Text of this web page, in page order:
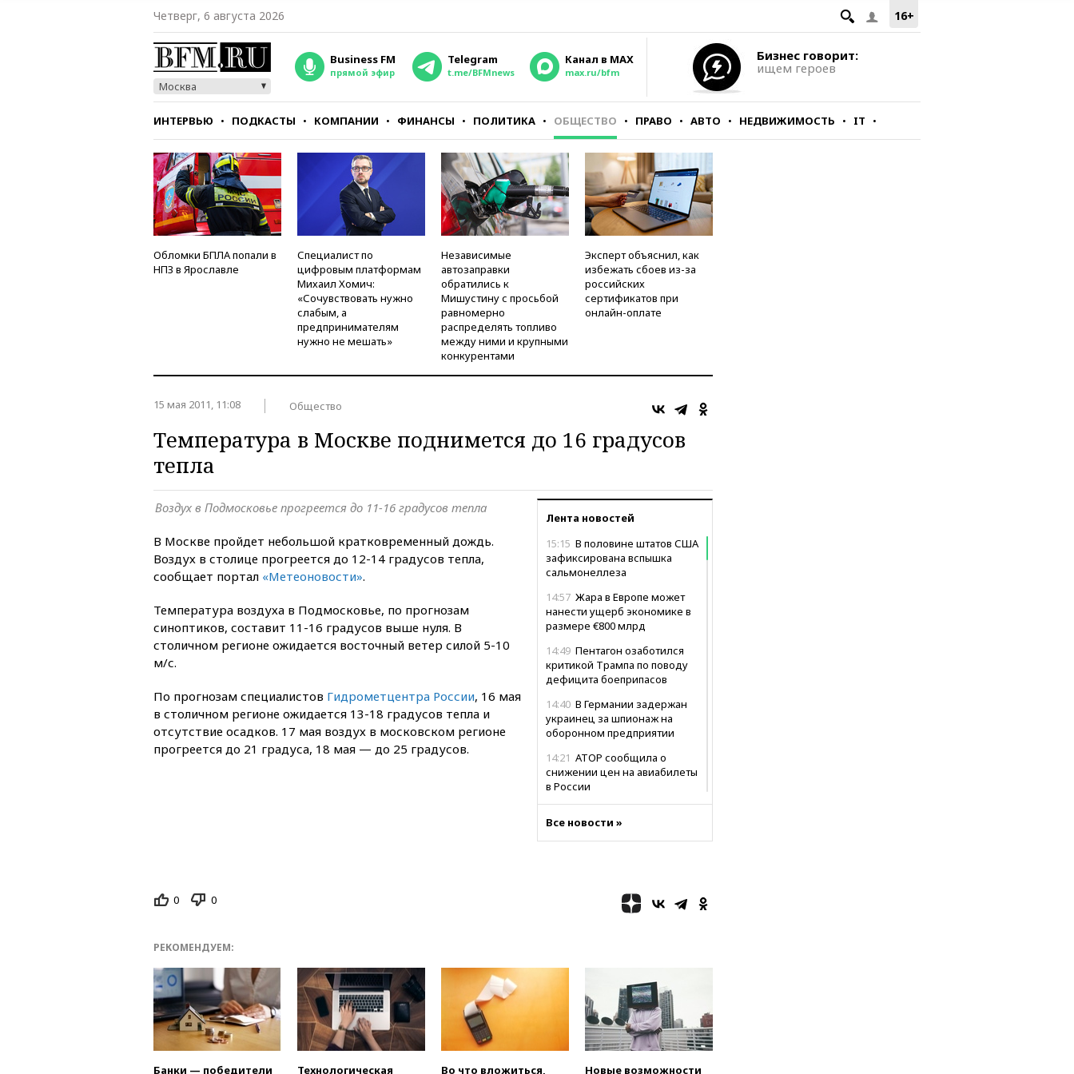
16+
Четверг, 6 августа 2026
Москва
Business FM
прямой эфир
Telegram
t.me/BFMnews
Канал в MAX
max.ru/bfm
Бизнес говорит:
ищем героев
ИНТЕРВЬЮ ПОДКАСТЫ КОМПАНИИ ФИНАНСЫ ПОЛИТИКА ОБЩЕСТВО ПРАВО АВТО НЕДВИЖИМОСТЬ IT
СТИЛЬ ТЕСТЫ
Обломки БПЛА попали в
НПЗ в Ярославле
Специалист по
цифровым платформам
Михаил Хомич:
«Сочувствовать нужно
слабым, а
предпринимателям
нужно не мешать»
Независимые
автозаправки
обратились к
Мишустину с просьбой
равномерно
распределять топливо
между ними и крупными
конкурентами
Эксперт объяснил, как
избежать сбоев из-за
российских
сертификатов при
онлайн-оплате
15 мая 2011, 11:08 Общество
Температура в Москве поднимется до 16 градусов
тепла
Лента новостей
15:15 В половине штатов США
зафиксирована вспышка
сальмонеллеза
14:57 Жара в Европе может
нанести ущерб экономике в
размере €800 млрд
14:49 Пентагон озаботился
критикой Трампа по поводу
дефицита боеприпасов
14:40 В Германии задержан
украинец за шпионаж на
оборонном предприятии
14:21 АТОР сообщила о
снижении цен на авиабилеты
в России
произошел в рунете
Медведев назвал
Японию вассалом США
метро
В эфире «Радиостанции
Судного дня» прозвучали три
сообщения
13:29
Восемь человек
пострадали при наезде
Все новости »
Воздух в Подмосковье прогреется до 11-16 градусов тепла
В Москве пройдет небольшой кратковременный дождь.
Воздух в столице прогреется до 12-14 градусов тепла,
сообщает портал «Метеоновости».
Температура воздуха в Подмосковье, по прогнозам
синоптиков, составит 11-16 градусов выше нуля. В
столичном регионе ожидается восточный ветер силой 5-10
м/с.
По прогнозам специалистов Гидрометцентра России, 16 мая
в столичном регионе ожидается 13-18 градусов тепла и
отсутствие осадков. 17 мая воздух в московском регионе
прогреется до 21 градуса, 18 мая — до 25 градусов.
0 0
РЕКОМЕНДУЕМ:
Банки — победители
Технологическая
Во что вложиться,
Новые возможности